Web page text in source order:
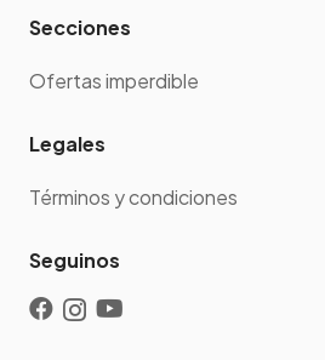
Secciones
Ofertas imperdible
Legales
Términos y condiciones
Seguinos